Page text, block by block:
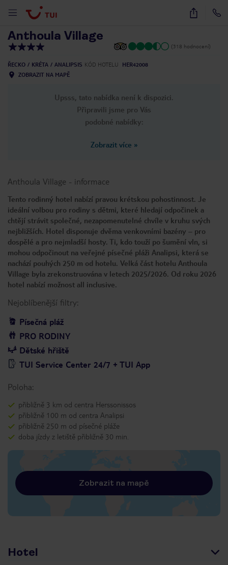
26
Anthoula Village
(318 hodnocení)
ŘECKO KRÉTA ANALIPSIS KÓD HOTELU
HER42008
ZOBRAZIT NA MAPĚ
Upsss, tato nabídka není k dispozici.
Připravili jsme pro Vás
podobné nabídky:
Zobrazit více »
Anthoula Village - informace
Tento rodinný hotel nabízí pravou krétskou pohostinnost. Je
ideální volbou pro rodiny s dětmi, které hledají odpočinek a
chtějí strávit společné, nezapomenutelné chvíle v kruhu svých
nejbližších. Hotel disponuje dvěma venkovními bazény – pro
dospělé a pro nejmladší hosty. Ti, kdo touží po šumění vln, si
mohou odpočinout na veřejné písečné pláži Analipsi, která se
nachází pouhých 250 m od hotelu. Velká část hotelu Anthoula
Village byla zrekonstruována v letech 2025/2026. Od roku 2026
hotel nabízí možnost all inclusive.
Nejoblíbenější filtry:
Písečná pláž
PRO RODINY
Dětské hřiště
TUI Service Center 24/7 + TUI App
Poloha:
přibližně 3 km od centra Herssonissos
přibližně 100 m od centra Analipsi
přibližně 250 m od písečné pláže
doba jízdy z letiště přibližně 30 min.
Zobrazit na mapě
Hotel